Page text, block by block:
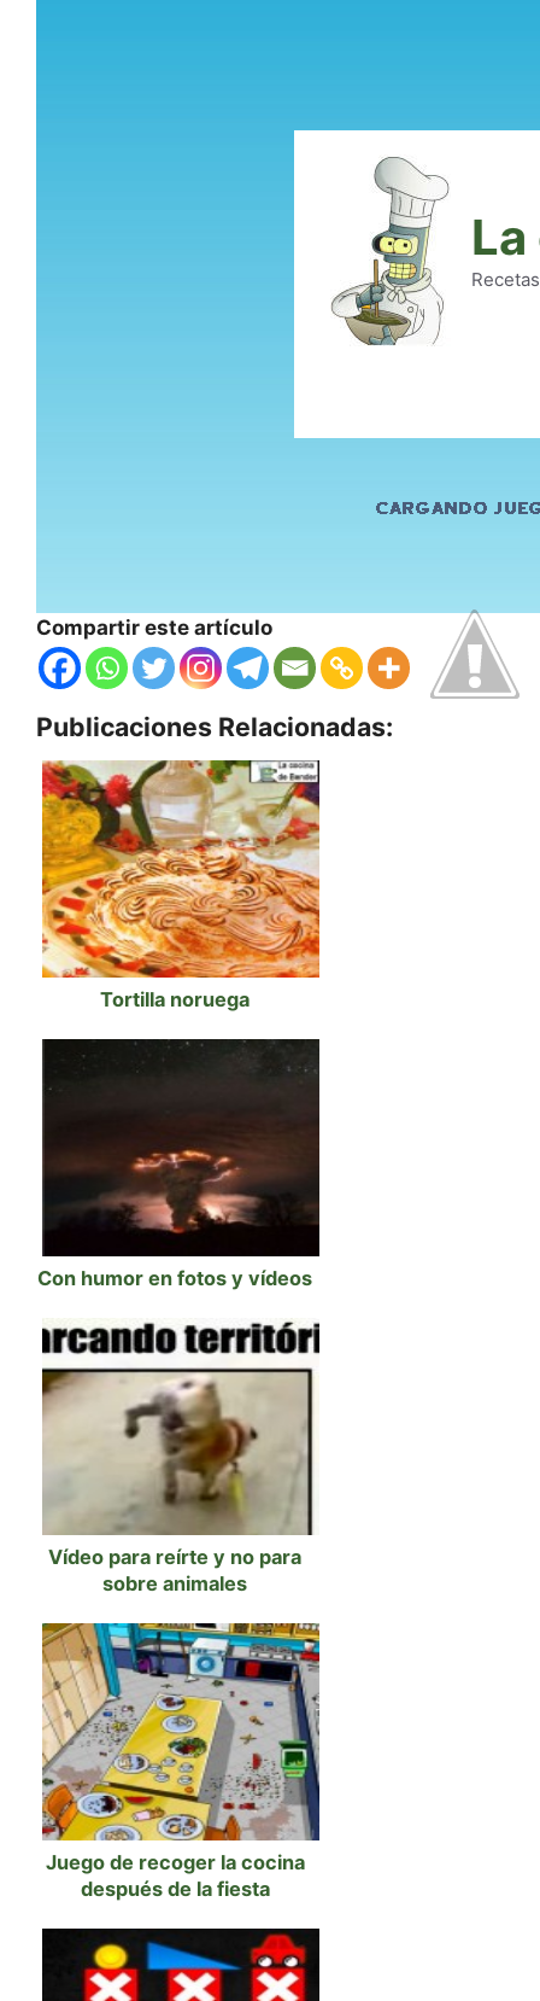
Compartir este artículo
Publicaciones Relacionadas:
Tortilla noruega
Con humor en fotos y vídeos
Vídeo para reírte y no para
sobre animales
Juego de recoger la cocina
después de la fiesta